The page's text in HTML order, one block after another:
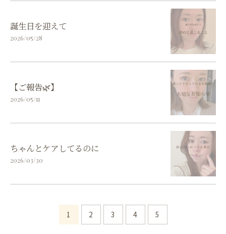
誕生日を迎えて
2026/05/28
【ご報告🌿】
2026/05/11
ちゃんとケアしてるのに
2026/03/30
1 2 3 4 5